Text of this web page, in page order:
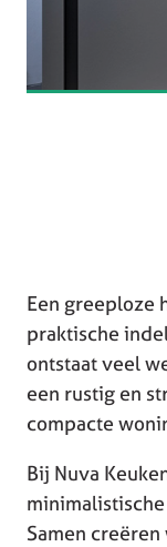
Een greeploze
praktische
ontstaat veel
een rustig en
compacte
Bij Nuva
Samen